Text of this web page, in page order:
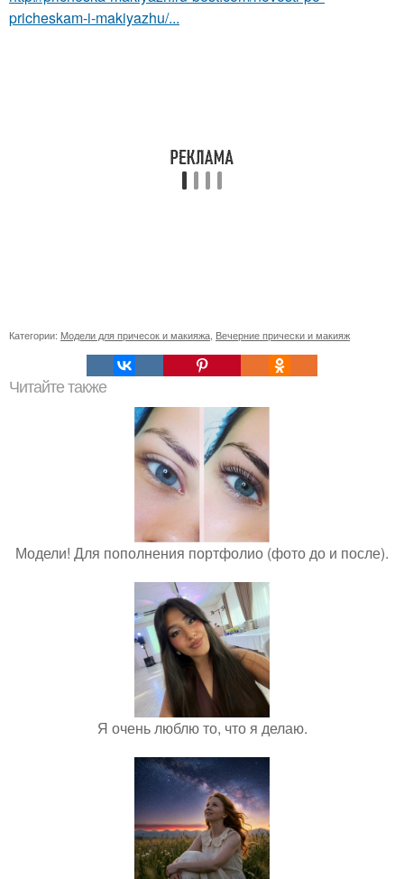
pricheskam-i-makiyazhu/...
Категории: Модели для причесок и макияжа Вечерние прически и макияж
Читайте также
Модели! Для пополнения портфолио (фото до и после).
Я очень люблю то, что я делаю.